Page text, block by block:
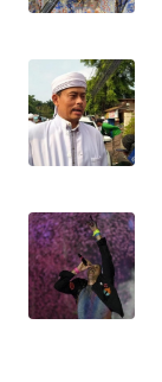
PENDIDIKAN
OLAHRAGA
OPINI
EDITORIAL